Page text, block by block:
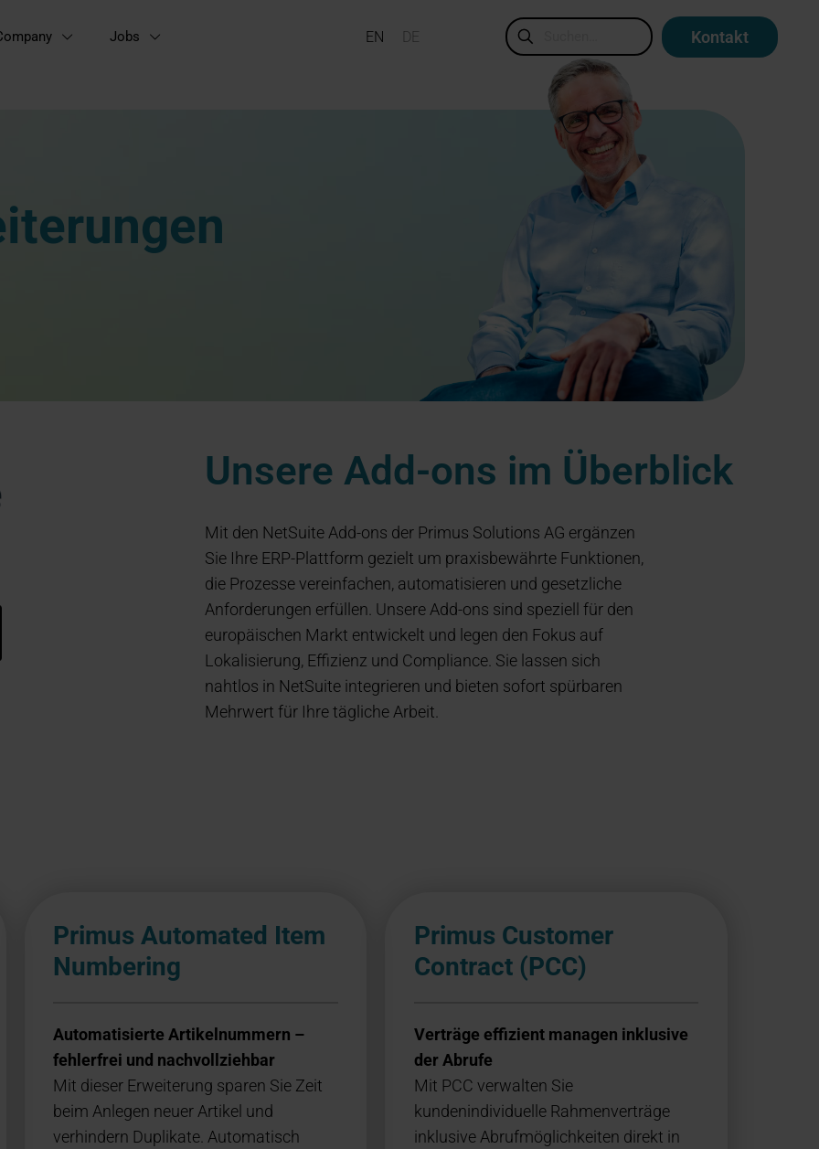
Jobs Kontakt
Unsere Add-ons im Überblick
Mit den NetSuite Add-ons der Primus Solutions AG ergänzen
Sie Ihre ERP-Plattform gezielt um praxisbewährte Funktionen,
die Prozesse vereinfachen, automatisieren und gesetzliche
Anforderungen erfüllen. Unsere Add-ons sind speziell für den
europäischen Markt entwickelt und legen den Fokus auf
Lokalisierung, Effizienz und Compliance. Sie lassen sich
nahtlos in NetSuite integrieren und bieten sofort spürbaren
Mehrwert für Ihre tägliche Arbeit.
Primus Automated Item
Numbering
Automatisierte Artikelnummern –
fehlerfrei und nachvollziehbar
Mit dieser Erweiterung sparen Sie Zeit
beim Anlegen neuer Artikel und
verhindern Duplikate. Automatisch
Primus Customer
Contract (PCC)
Verträge effizient managen inklusive
der Abrufe
Mit PCC verwalten Sie
kundenindividuelle Rahmenverträge
inklusive Abrufmöglichkeiten direkt in